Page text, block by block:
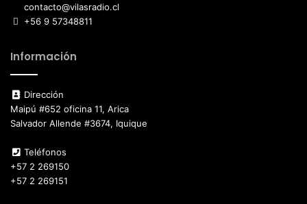
contacto@vilasradio.cl
+56 9 57348811
Información
Dirección
Maipú #652 oficina 11, Arica
Salvador Allende #3674, Iquique
Teléfonos
+57 2 269150
+57 2 269151